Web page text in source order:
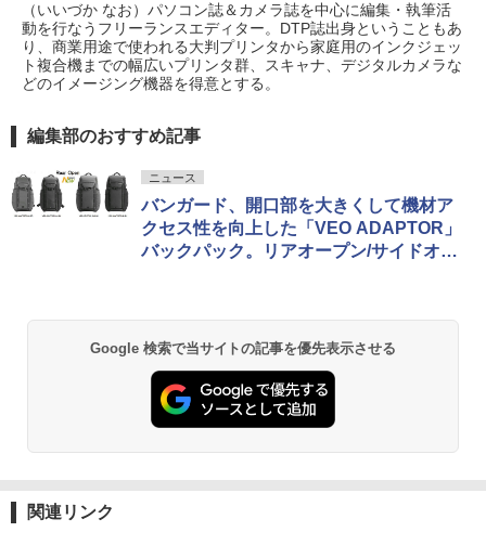
（いいづか なお）パソコン誌＆カメラ誌を中心に編集・執筆活
動を行なうフリーランスエディター。DTP誌出身ということもあ
り、商業用途で使われる大判プリンタから家庭用のインクジェッ
ト複合機までの幅広いプリンタ群、スキャナ、デジタルカメラな
どのイメージング機器を得意とする。
編集部のおすすめ記事
ニュース
バンガード、開口部を大きくして機材ア
クセス性を向上した「VEO ADAPTOR」
バックパック。リアオープン/サイドオー
Google 検索で当サイトの記事を優先表示させる
関連リンク